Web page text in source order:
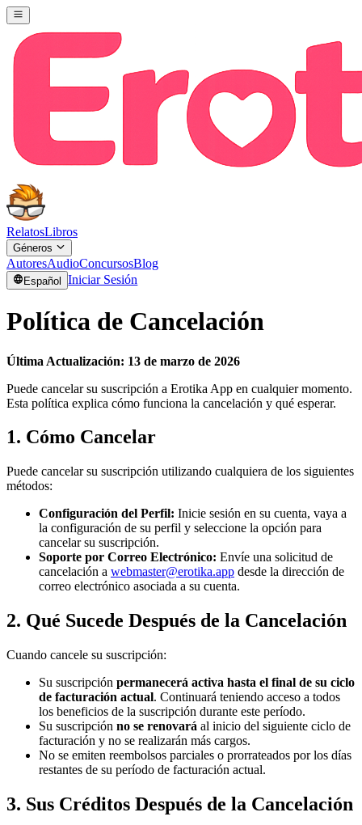
RelatosLibros
Géneros
AutoresAudioConcursosBlog
Español Iniciar Sesión
Política de Cancelación
Última Actualización: 13 de marzo de 2026
Puede cancelar su suscripción a Erotika App en cualquier momento.
Esta política explica cómo funciona la cancelación y qué esperar.
1. Cómo Cancelar
Puede cancelar su suscripción utilizando cualquiera de los siguientes
métodos:
Configuración del Perfil: Inicie sesión en su cuenta, vaya a
la configuración de su perfil y seleccione la opción para
cancelar su suscripción.
Soporte por Correo Electrónico: Envíe una solicitud de
cancelación a webmaster@erotika.app desde la dirección de
correo electrónico asociada a su cuenta.
2. Qué Sucede Después de la Cancelación
Cuando cancele su suscripción:
Su suscripción permanecerá activa hasta el final de su ciclo
de facturación actual. Continuará teniendo acceso a todos
los beneficios de la suscripción durante este período.
Su suscripción no se renovará al inicio del siguiente ciclo de
facturación y no se realizarán más cargos.
No se emiten reembolsos parciales o prorrateados por los días
restantes de su período de facturación actual.
3. Sus Créditos Después de la Cancelación